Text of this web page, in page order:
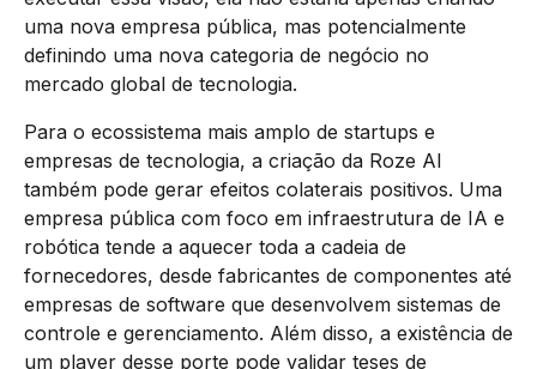
uma nova empresa pública, mas potencialmente
definindo uma nova categoria de negócio no
mercado global de tecnologia.
Para o ecossistema mais amplo de startups e
empresas de tecnologia, a criação da Roze AI
também pode gerar efeitos colaterais positivos. Uma
empresa pública com foco em infraestrutura de IA e
robótica tende a aquecer toda a cadeia de
fornecedores, desde fabricantes de componentes até
empresas de software que desenvolvem sistemas de
controle e gerenciamento. Além disso, a existência de
um player desse porte pode validar teses de